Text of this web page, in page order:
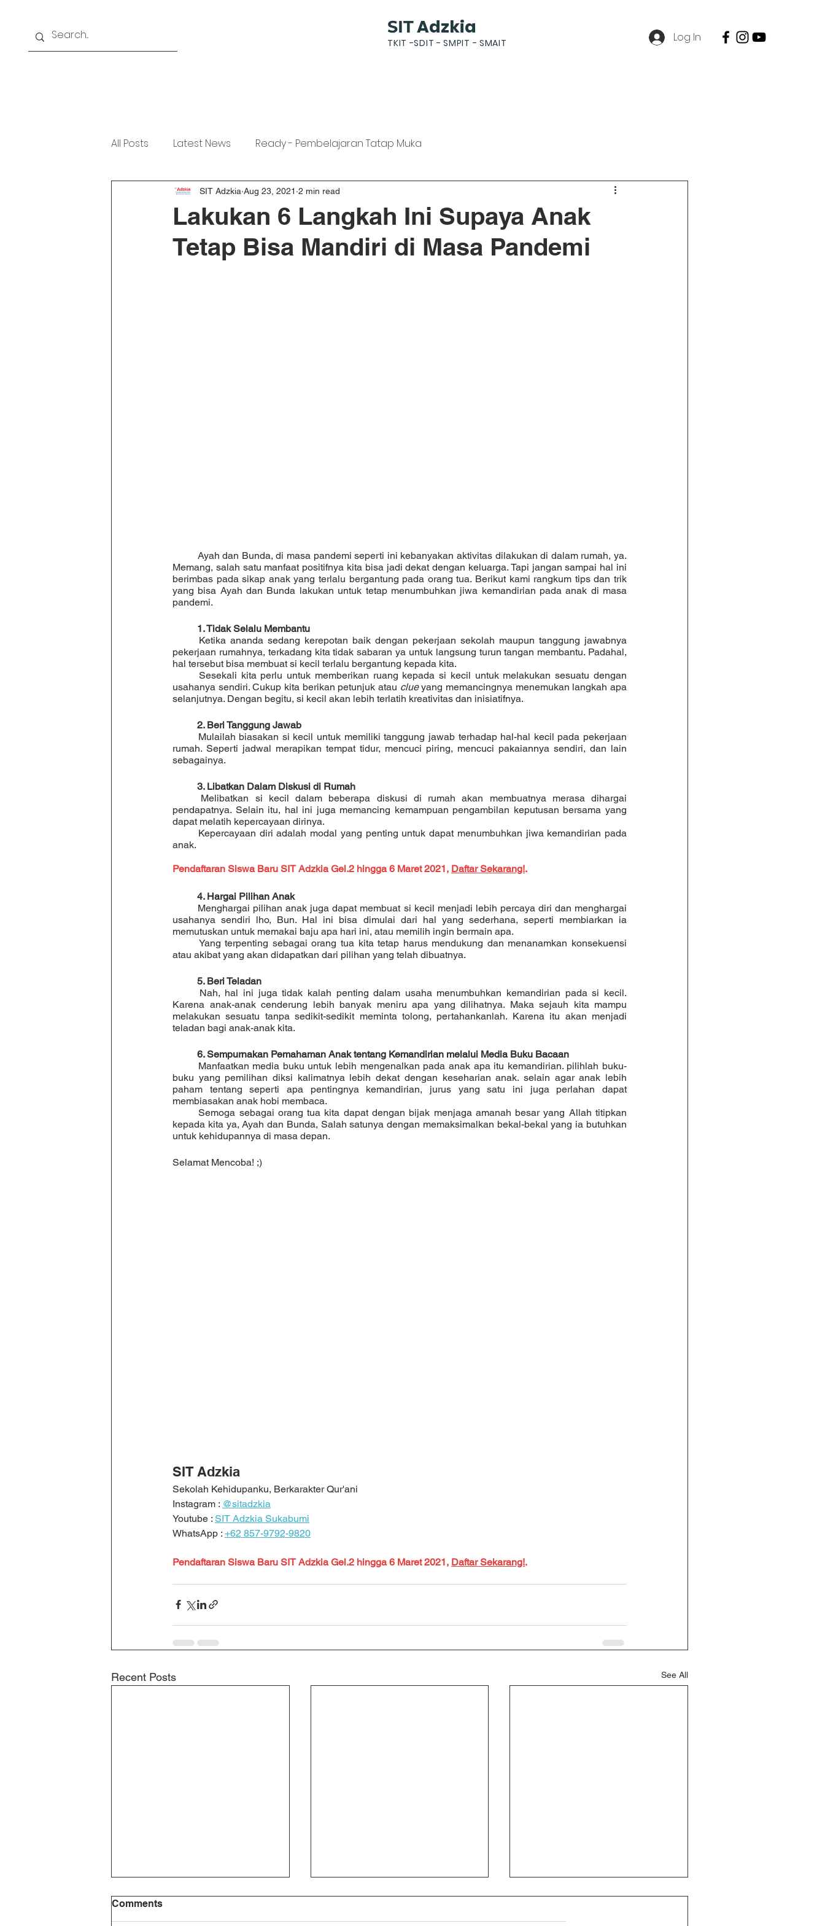
SITAdzkia
TKIT -SDIT - SMPIT - SMAIT Log In
All Posts Latest News Ready - Pembelajaran Tatap Muka
Lakukan 6 Langkah Ini Supaya Anak
Tetap Bisa Mandiri di Masa Pandemi
SIT Adzkia Aug 23, 2021 2 min read
Memang, salah satu manfaat positifnya kita bisa jadi dekat dengan keluarga. Tapi jangan sampai hal ini
berimbas pada sikap anak yang terlalu bergantung pada orang tua. Berikut kami rangkum tips dan trik
yang bisa Ayah dan Bunda lakukan untuk tetap menumbuhkan jiwa kemandirian pada anak di masa
pandemi.
1. Tidak Selalu Membantu
pekerjaan rumahnya, terkadang kita tidak sabaran ya untuk langsung turun tangan membantu. Padahal,
hal tersebut bisa membuat si kecil terlalu bergantung kepada kita.
usahanya sendiri. Cukup kita berikan petunjuk atau clue yang memancingnya menemukan langkah apa
selanjutnya. Dengan begitu, si kecil akan lebih terlatih kreativitas dan inisiatifnya.
2. Beri Tanggung Jawab
rumah. Seperti jadwal merapikan tempat tidur, mencuci piring, mencuci pakaiannya sendiri, dan lain
sebagainya.
3. Libatkan Dalam Diskusi di Rumah
pendapatnya. Selain itu, hal ini juga memancing kemampuan pengambilan keputusan bersama yang
dapat melatih kepercayaan dirinya.
anak.
Pendaftaran Siswa Baru SIT Adzkia Gel.2 hingga 6 Maret 2021, Daftar Sekarang!.
4. Hargai Pilihan Anak
usahanya sendiri lho, Bun. Hal ini bisa dimulai dari hal yang sederhana, seperti membiarkan ia
memutuskan untuk memakai baju apa hari ini, atau memilih ingin bermain apa.
atau akibat yang akan didapatkan dari pilihan yang telah dibuatnya.
5. Beri Teladan
Karena anak-anak cenderung lebih banyak meniru apa yang dilihatnya. Maka sejauh kita mampu
melakukan sesuatu tanpa sedikit-sedikit meminta tolong, pertahankanlah. Karena itu akan menjadi
teladan bagi anak-anak kita.
6. Sempurnakan Pemahaman Anak tentang Kemandirian melalui Media Buku Bacaan
buku yang pemilihan diksi kalimatnya lebih dekat dengan keseharian anak. selain agar anak lebih
paham tentang seperti apa pentingnya kemandirian, jurus yang satu ini juga perlahan dapat
membiasakan anak hobi membaca.
	Semoga sebagai orang tua kita dapat dengan bijak menjaga amanah besar yang Allah titipkan
kepada kita ya, Ayah dan Bunda, Salah satunya dengan memaksimalkan bekal-bekal yang ia butuhkan
untuk kehidupannya di masa depan.
Selamat Mencoba! ;)
SIT Adzkia
Sekolah Kehidupanku, Berkarakter Qur'ani
Instagram : @sitadzkia
Youtube : SIT Adzkia Sukabumi
WhatsApp : +62 857-9792-9820
Pendaftaran Siswa Baru SIT Adzkia Gel.2 hingga 6 Maret 2021, Daftar Sekarang!.
Recent Posts See All
Comments